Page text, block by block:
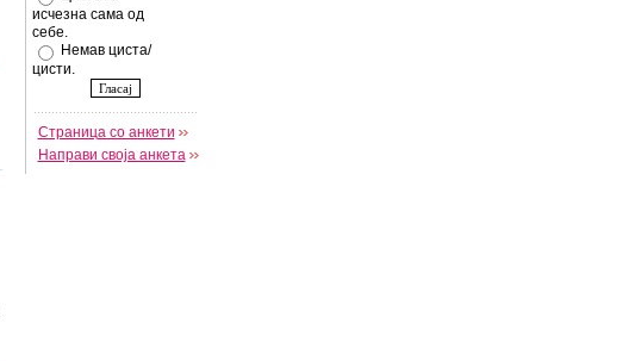
исчезна сама од
себе.
Немав циста/
цисти.
Страница со анкети
Направи своја анкета